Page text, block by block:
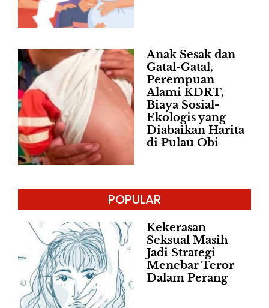
Anak Sesak dan
Gatal-Gatal,
Perempuan
Alami KDRT,
Biaya Sosial-
Ekologis yang
Diabaikan Harita
di Pulau Obi
POPULAR
Kekerasan
Seksual Masih
Jadi Strategi
Menebar Teror
Dalam Perang